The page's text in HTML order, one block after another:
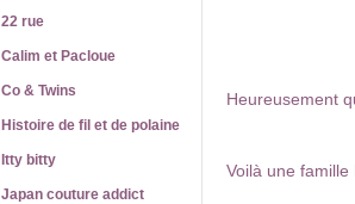
22 rue
Calim et Pacloue
Co & Twins
Histoire de fil et de polaine
Itty bitty
Japan couture addict
Heureusement
Voilà une famille